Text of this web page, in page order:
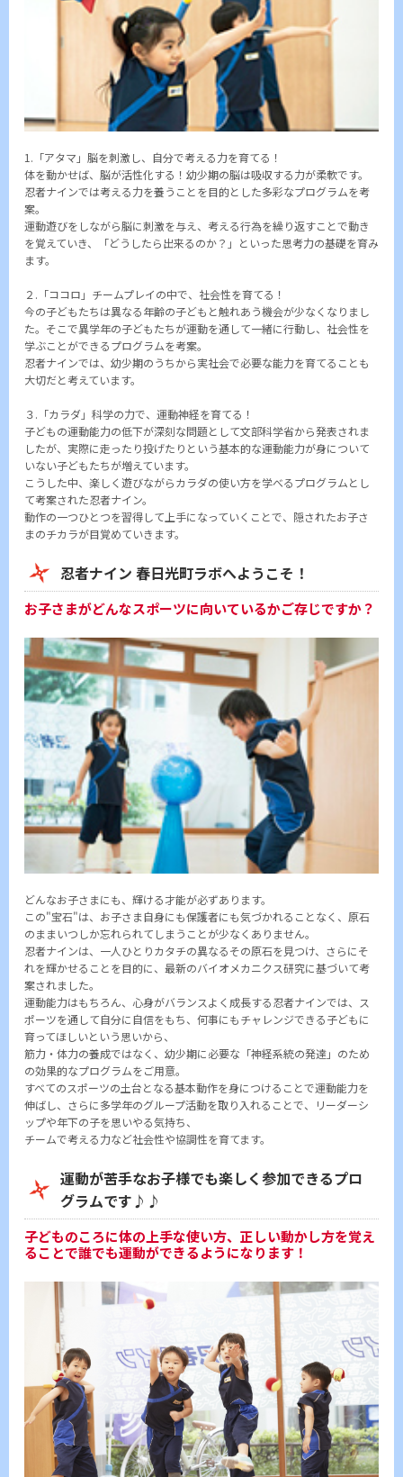
1.「アタマ」脳を刺激し、自分で考える力を育てる！
体を動かせば、脳が活性化する！幼少期の脳は吸収する力が柔軟です。
忍者ナインでは考える力を養うことを目的とした多彩なプログラムを考
案。
運動遊びをしながら脳に刺激を与え、考える行為を繰り返すことで動き
を覚えていき、「どうしたら出来るのか？」といった思考力の基礎を育み
ます。
２.「ココロ」チームプレイの中で、社会性を育てる！
今の子どもたちは異なる年齢の子どもと触れあう機会が少なくなりまし
た。そこで異学年の子どもたちが運動を通して一緒に行動し、社会性を
学ぶことができるプログラムを考案。
忍者ナインでは、幼少期のうちから実社会で必要な能力を育てることも
大切だと考えています。
３.「カラダ」科学の力で、運動神経を育てる！
子どもの運動能力の低下が深刻な問題として文部科学省から発表されま
したが、実際に走ったり投げたりという基本的な運動能力が身について
いない子どもたちが増えています。
こうした中、楽しく遊びながらカラダの使い方を学べるプログラムとし
て考案された忍者ナイン。
動作の一つひとつを習得して上手になっていくことで、隠されたお子さ
まのチカラが目覚めていきます。
忍者ナイン 春日光町ラボへようこそ！
お子さまがどんなスポーツに向いているかご存じですか？
どんなお子さまにも、輝ける才能が必ずあります。
この"宝石"は、お子さま自身にも保護者にも気づかれることなく、原石
のままいつしか忘れられてしまうことが少なくありません。
忍者ナインは、一人ひとりカタチの異なるその原石を見つけ、さらにそ
れを輝かせることを目的に、最新のバイオメカニクス研究に基づいて考
案されました。
運動能力はもちろん、心身がバランスよく成長する忍者ナインでは、ス
ポーツを通して自分に自信をもち、何事にもチャレンジできる子どもに
育ってほしいという思いから、
筋力・体力の養成ではなく、幼少期に必要な「神経系統の発達」のため
の効果的なプログラムをご用意。
すべてのスポーツの土台となる基本動作を身につけることで運動能力を
伸ばし、さらに多学年のグループ活動を取り入れることで、リーダーシ
ップや年下の子を思いやる気持ち、
チームで考える力など社会性や協調性を育てます。
運動が苦手なお子様でも楽しく参加できるプロ
グラムです♪♪
子どものころに体の上手な使い方、正しい動かし方を覚え
ることで誰でも運動ができるようになります！